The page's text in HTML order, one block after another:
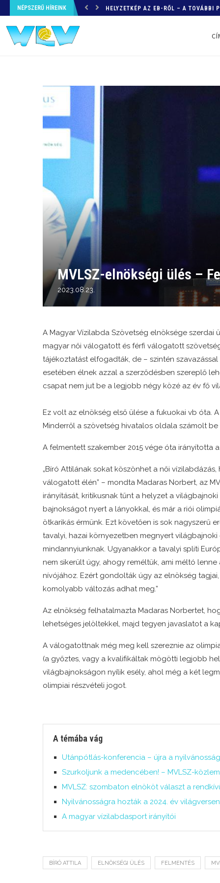
NÉPSZERŰ HÍREINK HELYZETKÉP AZ EB-RŐL – A TOVÁBBI
MVLSZ-elnökségi ülés –
2023.08.23.
A Magyar Vízilabda Szövetség elnöksége
magyar női válogatott és férfi válogatott
tájékoztatást elfogadták, de – szintén
esetében élnek azzal a szerződésben szereplő
csapat nem jut be a legjobb négy közé az év fő
Ez volt az elnökség első ülése a fukuokai vb óta.
Minderről a szövetség hivatalos oldala számolt
A felmentett szakember 2015 vége óta irányította
„Bíró Attilának sokat köszönhet a női
válogatott élén” – mondta Madaras Norbert, az
irányítását, kritikusnak tűnt a helyzet a
bajnokságot nyert a lányokkal, és már a riói
ötkarikás érmünk. Ezt követően is sok nagyszerű
tavalyi, hazai környezetben megnyert
mindannyiunknak. Ugyanakkor a tavalyi spliti
nem sikerült úgy, ahogy reméltük, ami méltó
nívójához. Ezért gondolták úgy az elnökség
komolyabb változás adhat meg.”
Az elnökség felhatalmazta Madaras Norbertet,
lehetséges jelöltekkel, majd tegyen javaslatot a
A válogatottnak még meg kell szereznie az
(a győztes, vagy a kvalifikáltak mögötti legjobb
világbajnokságon nyílik esély, ahol még a két
olimpiai részvételi jogot.
A témába vág
Utánpótlás-konferencia – újra a
Szurkoljunk a medencében! – MVLSZ-
MVLSZ: szombaton elnököt választ a
Nyilvánosságra hozták a 2024. év
A magyar vízilabdasport irányítói
BÍRÓ ATTILA ELNÖKSÉGI ÜLÉS FELMENTÉS